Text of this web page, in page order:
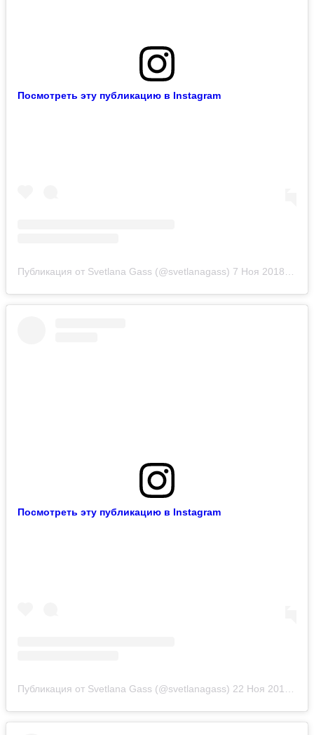
Посмотреть эту публикацию в Instagram
Публикация от Svetlana Gass (@svetlanagass) 7 Ноя 2018 в 2:12 PST
Посмотреть эту публикацию в Instagram
Публикация от Svetlana Gass (@svetlanagass) 22 Ноя 2018 в 8:22 PST